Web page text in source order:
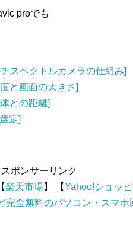
proでも
スペクトルカメラの仕組み]
と画面の大きさ]
との距離]
定]
スポンサーリンク
楽天市場】 【Yahoo!ショッ
完全無料のパソコン・スマホ